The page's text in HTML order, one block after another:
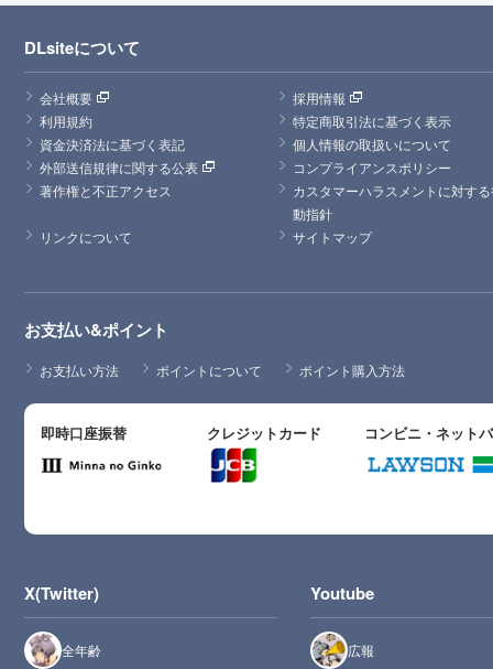
DLsiteについて
会社概要
採用情報
利用規約
特定商取引法に基づく表示
資金決済法に基づく表記
個人情報の取扱いについて
外部送信規律に関する公表
コンプライアンスポリシー
著作権と不正アクセス
カスタマーハラスメントに対す
動指針
リンクについて
サイトマップ
お支払い&ポイント
お支払い方法 ポイントについて ポイント購入方法
即時口座振替 クレジットカード コンビニ・ネット
X(Twitter)
全年齢
Youtube
広報